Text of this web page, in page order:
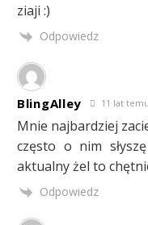
ziaji :)
Odpowiedz
BlingAlley 11 lat temu
Mnie najbardziej
często o nim
aktualny żel to
Odpowiedz